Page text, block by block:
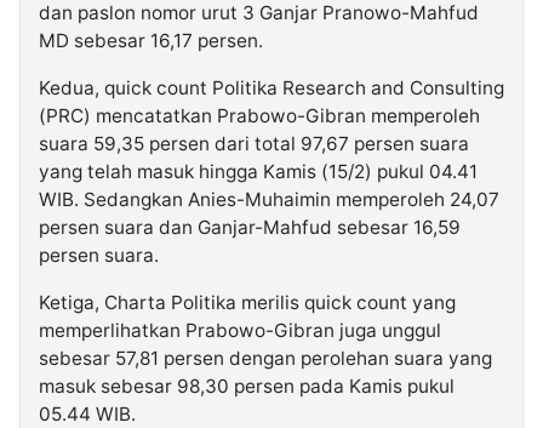
dan paslon nomor urut 3 Ganjar Pranowo-Mahfud
MD sebesar 16,17 persen.
Kedua, quick count Politika Research and Consulting
(PRC) mencatatkan Prabowo-Gibran memperoleh
suara 59,35 persen dari total 97,67 persen suara
yang telah masuk hingga Kamis (15/2) pukul 04.41
WIB. Sedangkan Anies-Muhaimin memperoleh 24,07
persen suara dan Ganjar-Mahfud sebesar 16,59
persen suara.
Ketiga, Charta Politika merilis quick count yang
memperlihatkan Prabowo-Gibran juga unggul
sebesar 57,81 persen dengan perolehan suara yang
masuk sebesar 98,30 persen pada Kamis pukul
05.44 WIB.